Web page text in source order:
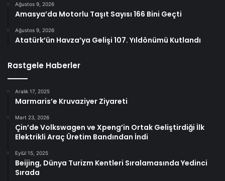
Ağustos 9, 2026
Amasya’da Motorlu Taşıt Sayısı 166 Bini Geçti
Ağustos 9, 2026
Atatürk’ün Havza’ya Gelişi 107. Yıldönümü Kutlandı
Rastgele Haberler
Aralık 17, 2025
Marmaris’e Kruvaziyer Ziyareti
Mart 23, 2026
Çin’de Volkswagen ve Xpeng’in Ortak Geliştirdiği İlk
Elektrikli Araç Üretim Bandından İndi
Eylül 15, 2025
Beijing, Dünya Turizm Kentleri Sıralamasında Yedinci
Sırada